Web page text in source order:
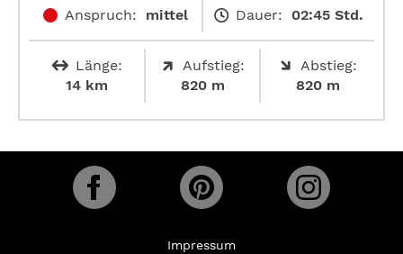
Anspruch: mittel Dauer: 02:45 Std.
Länge:
14 km
Aufstieg:
820 m
Abstieg:
820 m
Impressum